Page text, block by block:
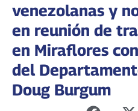
venezolanas y
en reunión de
en Miraflores
del
Doug Burgum